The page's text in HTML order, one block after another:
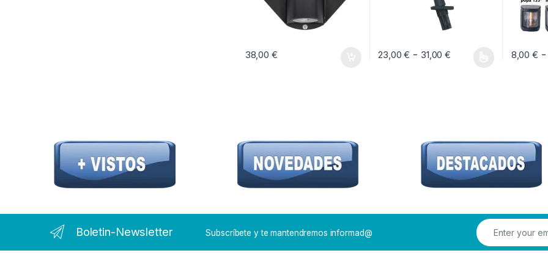
38,00 € 23,00€ - 31,00€ Rango de
Este producto tiene múltiples variantes. Las
8,00€ -
Este
Boletin-Newsletter Subscríbete y te mantendremos informad@